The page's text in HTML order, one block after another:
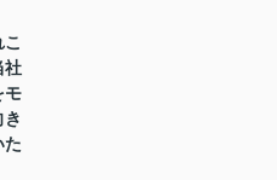
社
モ
た